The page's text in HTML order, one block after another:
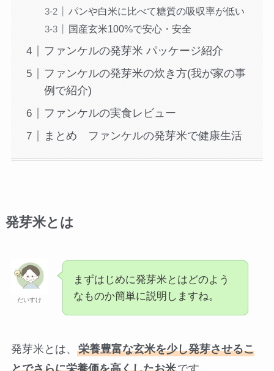
パンや白米に比べて糖質の吸収率が低い
国産玄米100%で安心・安全
ファンケルの発芽米 パッケージ紹介
ファンケルの発芽米の炊き方(我が家の事
例で紹介)
ファンケルの実食レビュー
まとめ ファンケルの発芽米で健康生活
発芽米とは
だいすけ
まずはじめに発芽米とはどのよう
なものか簡単に説明しますね。
発芽米とは、 栄養豊富な玄米を少し発芽させるこ